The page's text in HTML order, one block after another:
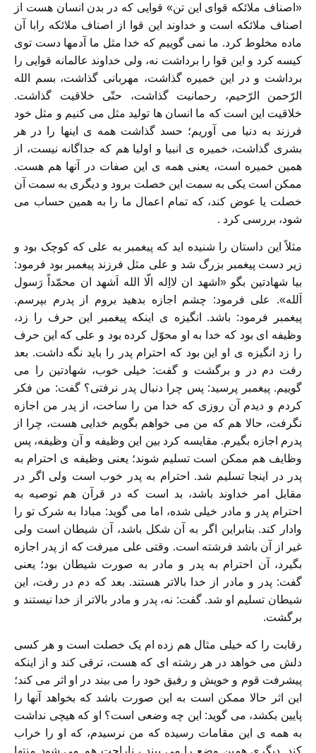
«اصناف ملائکه قوای این تن» قوایی که در بدن انسان هست از
اصناف ملائکه است و خداوند این قوا از اصناف ملائکه رابا آن
ماده مخلوط کرد. ما نمی گوییم که خدا مثل ما آدمها دست توی
کیسه کرد و این قوا را برداشت نه، ولی خداوند عالمانه قوایی را
برداشت و در این خمیره گذاشت، مهربانی گذاشت، بسم الله
الرّحمن الرّحیم، رحمانیت گذاشت، حتّی خلاقیت گذاشت.
خلاقیت این است که ما انسان ها تولید مثل می کنیم و مثل خود
فرزند به دنیا می آوریم؛ حسد گذاشت همه ی اینها را در هر
بشری گذاشت، خمیره ی انبیا و اولیا هم که جداگانه نیست، از
همین خمیره است، یعنی همه ی این صفات در آنها هم هست.
ممکن است یکی به سمت این خصلت برود و دیگری به سمت آن
خصلت یا عوض کند، که تمام اعمال ما را به همین حساب می
شود، بررسی کرد .
مثلاً این داستان را شنیده اید که پیغمبر به علی که کوچک بود و
زیر دست پیغمبر بزرگ شد و علی مثل فرزند پیغمبر بود فرمود:
بيا شهادتین بگو «اشهد ان لااِله الّا الله اَشهد ان محمّداً رَسول
اَلله». علی فرمود: چشم اجازه بدهید بروم از پدرم بپرسم.
پیغمبر فرمود: باشد. انگیزه ی اینکه پیغمبر این حرف را زد،
وظیفه ای بود که خدا به او محوّل کرده بود و علی که این حرف
را زد انگیزه ی او این بود که احترام پدر را باید نگه داشت. بعد
رفت دم در و برگشت و گفت: خیلی خوب، شهادتین را می
گوییم. پیغمبر پرسید: پس چرا دنبال پدر نرفتی؟ گفت: من فکر
کردم و دیدم آن روزی که خدا من را ساخت، از پدر من اجازه
نگرفت، حالا هم که من می خواهم بگویم خدایی هست، چرا از
پدرم اجازه بگیرم. مقایسه کرد بین این وظیفه و آن وظیفه، پس
وظایف هم ممکن است تسلیم شوند؛ یعنی وظیفه ی احترام به
پدر در اینجا تسلیم شد. احترام به پدر خوب است ولی اگر در
مقابل امر خداوند باشد، بد است که در قرآن هم توصیه به
احترام پدر و مادر خیلی شده، اما می گوید: مبادا به شرک تو را
وادار کند. بنابراین اگر به آن شکل باشد، آن شیطان است ولی
غیر از آن باشد فرشته است. وقتی علی میرفت که از پدر اجازه
بگیرد، آن احترام به پدر و مادر به صورت شیطان بود؛ یعنی
گفت: پدر و مادر از خدا بالاتر هستند. بعد که دم در رفت، این
شیطان تسلیم او شد. گفت: نه، پدر و مادر بالاتر از خدا نیستند و
برگشت.
رقابت را که خیلی مثال هم زده ام یک خصلت است و هر کسی
دلش می خواهد در هر رشته ای که هست، ترقی کند و از اینکه
پیشرفت قوم و خویش و رفیق خود را می بیند در او اثر می کند؛
این اثر حالا ممکن است به این صورت باشد که بخواهد آنها را
پایین بکشد، می گوید: این چه وضعی است؟ او که هیچی نداشت
به همه ی این مقامات رسیده که من نرسیدم، که او را خراب